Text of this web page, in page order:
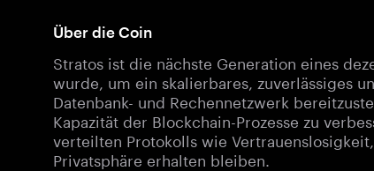
Über die Coin
Stratos ist die nächste Generation eines
wurde, um ein skalierbares, zuverlässiges
Datenbank- und Rechennetzwerk
Kapazität der Blockchain-Prozesse zu
verteilten Protokolls wie
Privatsphäre erhalten bleiben.